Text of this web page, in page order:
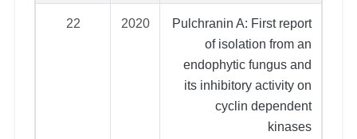
Pulchranin A: First report
of isolation from an
endophytic fungus and
its inhibitory activity on
cyclin dependent
kinases
2020
22